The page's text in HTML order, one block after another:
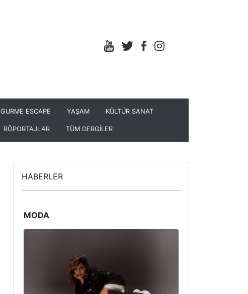
GURME ESCAPE YAŞAM KÜLTÜR SANAT
RÖPORTAJLAR TÜM DERGİLER
HABERLER
MODA